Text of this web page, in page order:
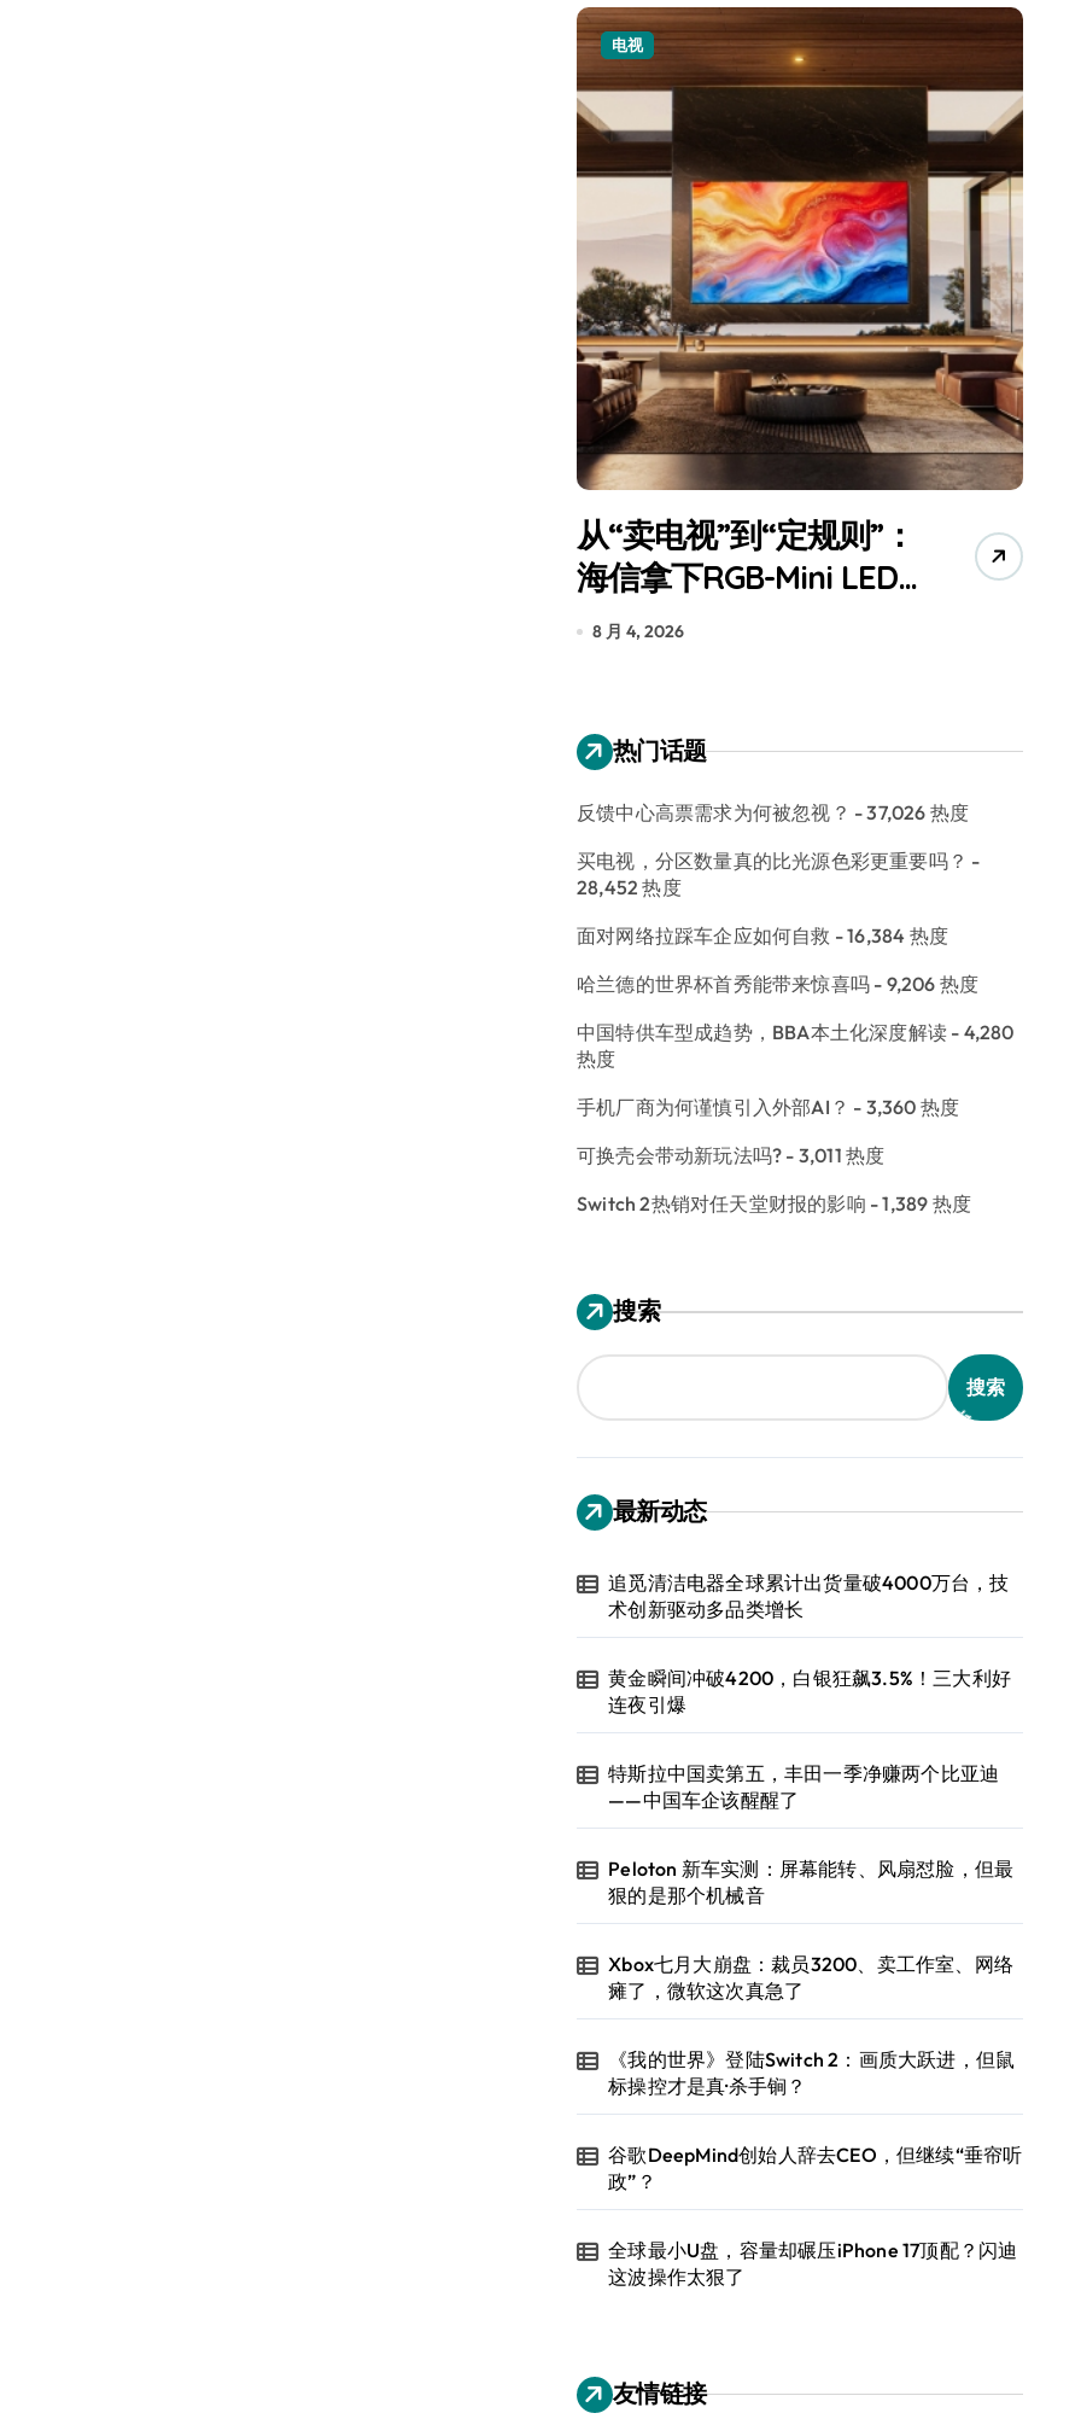
电视
从“卖电视”到“定规则”：
海信拿下RGB-Mini LED
全球话语权
8 月 4, 2026
热门话题
反馈中心高票需求为何被忽视？ - 37,026 热度
买电视，分区数量真的比光源色彩更重要吗？ -
28,452 热度
面对网络拉踩车企应如何自救 - 16,384 热度
哈兰德的世界杯首秀能带来惊喜吗 - 9,206 热度
中国特供车型成趋势，BBA本土化深度解读 - 4,280
热度
手机厂商为何谨慎引入外部AI？ - 3,360 热度
可换壳会带动新玩法吗? - 3,011 热度
Switch 2热销对任天堂财报的影响 - 1,389 热度
搜索
搜索
最新动态
追觅清洁电器全球累计出货量破4000万台，技
术创新驱动多品类增长
黄金瞬间冲破4200，白银狂飙3.5%！三大利好
连夜引爆
特斯拉中国卖第五，丰田一季净赚两个比亚迪
——中国车企该醒醒了
Peloton 新车实测：屏幕能转、风扇怼脸，但最
狠的是那个机械音
Xbox七月大崩盘：裁员3200、卖工作室、网络
瘫了，微软这次真急了
《我的世界》登陆Switch 2：画质大跃进，但鼠
标操控才是真·杀手锏？
谷歌DeepMind创始人辞去CEO，但继续“垂帘听
政”？
全球最小U盘，容量却碾压iPhone 17顶配？闪迪
这波操作太狠了
友情链接